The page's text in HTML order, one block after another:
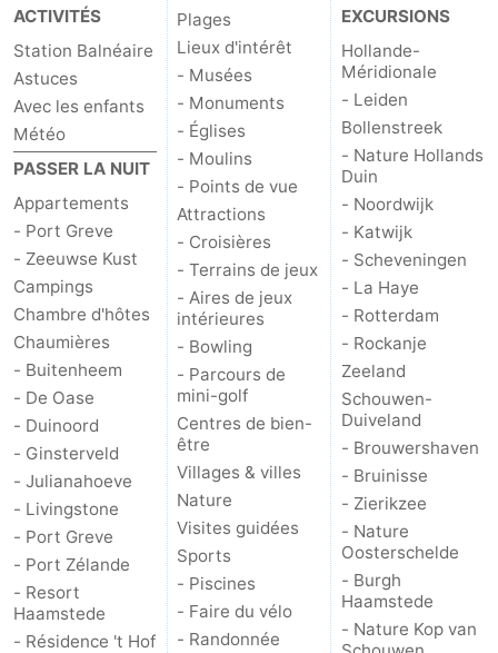
ACTIVITÉS
Station Balnéaire
Astuces
Avec les enfants
Météo
PASSER LA NUIT
Appartements
- Port Greve
- Zeeuwse Kust
Campings
Chambre d'hôtes
Chaumières
- Buitenheem
- De Oase
- Duinoord
- Ginsterveld
- Julianahoeve
- Livingstone
- Port Greve
- Port Zélande
- Resort
Haamstede
- Résidence 't Hof
Plages
Lieux d'intérêt
- Musées
- Monuments
- Églises
- Moulins
- Points de vue
Attractions
- Croisières
- Terrains de jeux
- Aires de jeux
intérieures
- Bowling
- Parcours de
mini-golf
Centres de bien-
être
Villages & villes
Nature
Visites guidées
Sports
- Piscines
- Faire du vélo
- Randonnée
EXCURSIONS
Hollande-
Méridionale
- Leiden
Bollenstreek
- Nature Hollands
Duin
- Noordwijk
- Katwijk
- Scheveningen
- La Haye
- Rotterdam
- Rockanje
Zeeland
Schouwen-
Duiveland
- Brouwershaven
- Bruinisse
- Zierikzee
- Nature
Oosterschelde
- Burgh
Haamstede
- Nature Kop van